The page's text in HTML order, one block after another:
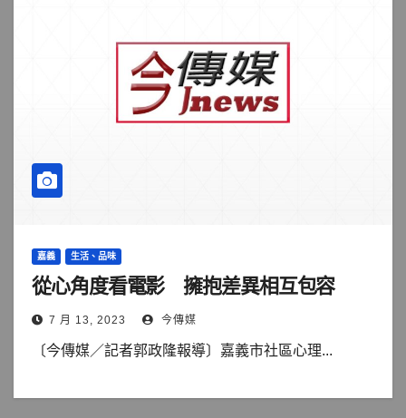
嘉義 生活、品味
從心角度看電影 擁抱差異相互包容
7 月 13, 2023 今傳媒
〔今傳媒／記者郭政隆報導〕嘉義市社區心理...